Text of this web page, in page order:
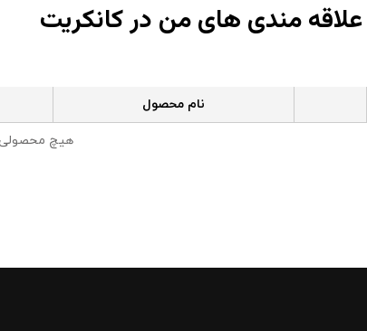
مندی های من در کانکریت
نام محصول
هیچ محصولی